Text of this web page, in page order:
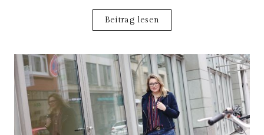
Beitrag lesen